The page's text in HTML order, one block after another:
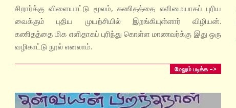
15
சிறார்க்கு விளையாட்டு மூலம், கணிதத்தை எளிமையாகப் புரிய
வைக்கும் புதிய முயற்சியில் இறங்கியுள்ளார் விழியன்.
கணிதத்தை மிக எளிதாகப் புரிந்து கொள்ள மாணவர்க்கு இது ஒரு
வழிகாட்டு நூல் எனலாம்.
மேலும் படிக்க –>